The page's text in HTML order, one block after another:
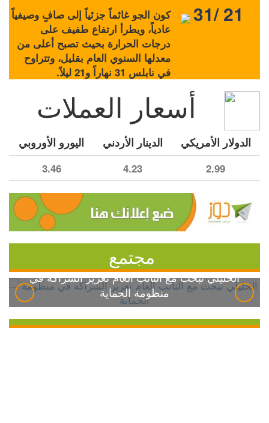
كون الجو غائماً جزئياً إلى صافٍ وصيفياً
عادياً، ويطرأ ارتفاع طفيف على
درجات الحرارة بحيث تصبح أعلى من
معدلها السنوي العام بقليل، وتتراوح
في نابلس 31 نهاراً و21 ليلاً.
31/ 21
أسعار العملات
الدولار الأمريكي الدينار الأردني اليورو الأوروبي
2.99
4.23
3.46
مجتمع
الخليلي تبحث مع النائب العام تعزيز الشراكة في
منظومة الحماية